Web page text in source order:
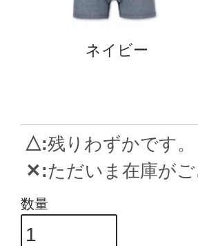
ネイビー
△ 残りわずかです。
✕ ただいま在庫がご